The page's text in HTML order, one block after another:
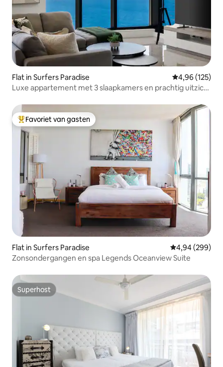
Flat in Surfers Paradise Gemiddelde
4,96 (125)
Luxe appartement met 3 slaapkamers en prachtig uitzicht
Topfavoriet van gasten
Favoriet van gasten
Flat in Surfers Paradise Gemiddelde
4,94 (299)
Zonsondergangen en spa Legends Oceanview Suite
Superhost
Superhost